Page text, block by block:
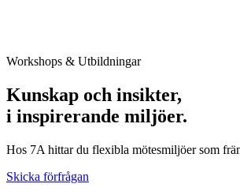
Workshops & Utbildningar
Kunskap och insikter,
i inspirerande miljöer.
Hos 7A hittar du flexibla mötesmiljöer som
Skicka förfrågan